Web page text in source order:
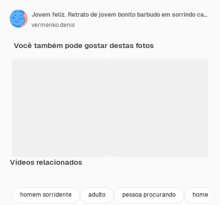
Jovem feliz. Retrato de jovem bonito barbudo em sorrindo casual enquanto isolado sobre fundo amarelo.
vermenko.denis
Você também pode gostar destas fotos
Vídeos relacionados
homem sorridente adulto pessoa procurando homem